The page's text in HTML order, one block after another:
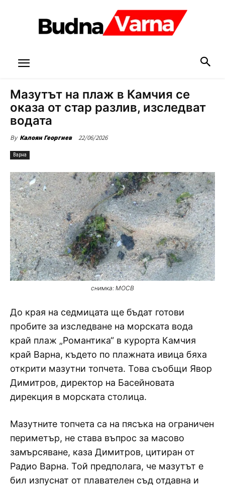
Мазутът на плаж в Камчия се
оказа от стар разлив, изследват
водата
By Калоян Георгиев 22/06/2026
Варна
снимка: МОСВ
До края на седмицата ще бъдат готови
пробите за изследване на морската вода
край плаж „Романтика“ в курорта Камчия
край Варна, където по плажната ивица бяха
открити мазутни топчета. Това съобщи Явор
Димитров, директор на Басейновата
дирекция в морската столица.
Мазутните топчета са на пясъка на ограничен
периметър, не става въпрос за масово
замърсяване, каза Димитров, цитиран от
Радио Варна. Той предполага, че мазутът е
бил изпуснат от плавателен съд отдавна и